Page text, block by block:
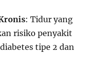
: Tidur yang
risiko penyakit
tipe 2 dan